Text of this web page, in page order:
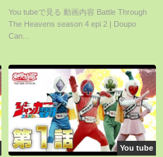
Cangqiong season 4 epi 2
You tubeで見る 動画内容 Battle Through
The Heavens season 4 epi 2 | Doupo
Can...
You tube